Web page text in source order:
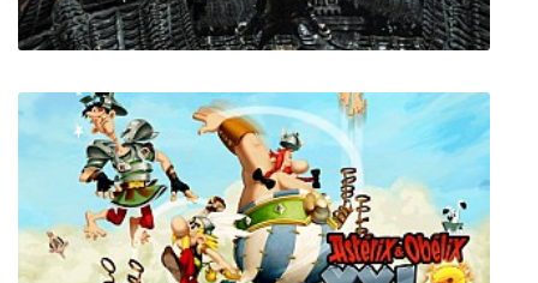
In Verbis Virtus